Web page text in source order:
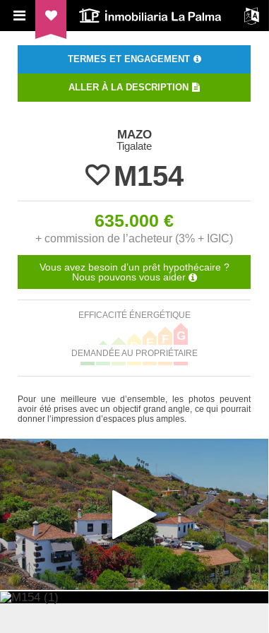
ILP Inmobiliaria La Palma
TERMES ET ENGAGEMENT
ALLER À LA DESCRIPTION
MAZO
Tigalate
M154
635.000 €
+ commission de l’acheteur (3% + IGIC)
Vous avez besoin d’un prêt hypothécaire ?
Nous pouvons vous aider
EFFICACITÉ ÉNERGÉTIQUE
A B C D E F G
DEMANDÉE AU PROPRIÉTAIRE
Pour une meilleure vue d’ensemble, les photos peuvent
avoir été prises avec un objectif grand angle, ce qui pourrait
donner l’impression d’espaces plus amples.